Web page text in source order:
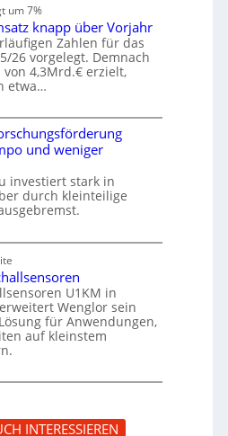
um 7%
knapp über Vorjahr
Zahlen für das
26 vorgelegt. Demnach
4,3Mrd.€ erzielt,
etwa…
und weniger
investiert stark in
durch kleinteilige
U1KM in
Wenglor sein
für Anwendungen,
auf kleinstem
INTERESSIEREN